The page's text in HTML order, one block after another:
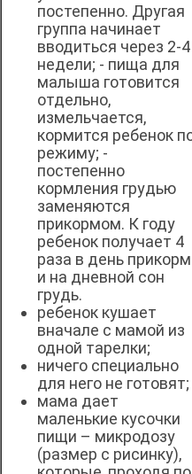
постепенно. Другая
группа начинает
вводиться через 2-4
недели; - пища для
малыша готовится
отдельно,
измельчается,
кормится ребенок
режиму; -
постепенно
кормления грудью
заменяются
прикормом. К году
ребенок получает 4
раза в день прикорм
и на дневной сон
грудь.
ребенок кушает
вначале с мамой из
одной тарелки;
ничего специально
для него не готовят;
мама дает
маленькие кусочки
пищи – микродозу
(размер с рисинку),